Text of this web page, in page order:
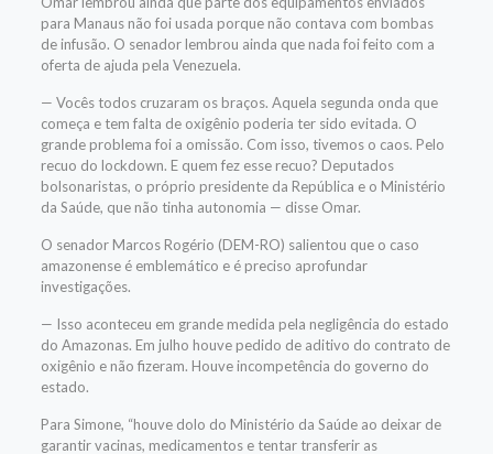
para Manaus não foi usada porque não contava com bombas
de infusão. O senador lembrou ainda que nada foi feito com a
oferta de ajuda pela Venezuela.
— Vocês todos cruzaram os braços. Aquela segunda onda que
começa e tem falta de oxigênio poderia ter sido evitada. O
grande problema foi a omissão. Com isso, tivemos o caos. Pelo
recuo do lockdown. E quem fez esse recuo? Deputados
bolsonaristas, o próprio presidente da República e o Ministério
da Saúde, que não tinha autonomia — disse Omar.
O senador Marcos Rogério (DEM-RO) salientou que o caso
amazonense é emblemático e é preciso aprofundar
investigações.
— Isso aconteceu em grande medida pela negligência do estado
do Amazonas. Em julho houve pedido de aditivo do contrato de
oxigênio e não fizeram. Houve incompetência do governo do
estado.
Para Simone, “houve dolo do Ministério da Saúde ao deixar de
garantir vacinas, medicamentos e tentar transferir as